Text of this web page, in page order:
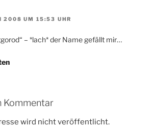
2008 UM 15:53 UHR
– *lach* der Name gefällt mir…
Kommentar
wird nicht veröffentlicht.